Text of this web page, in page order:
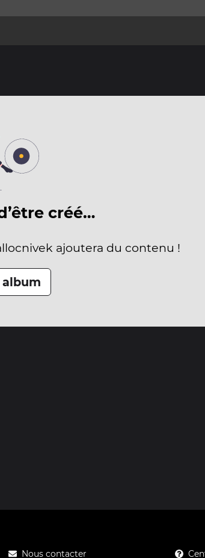
créé…
ajoutera du contenu !
album
Nous contacter